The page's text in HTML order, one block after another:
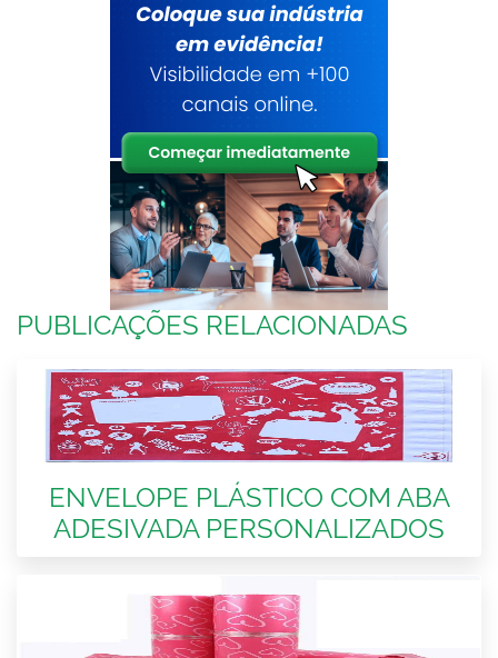
PUBLICAÇÕES RELACIONADAS
ENVELOPE PLÁSTICO COM ABA
ADESIVADA PERSONALIZADOS